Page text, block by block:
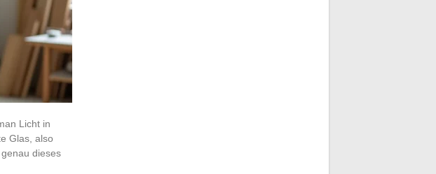
Licht in
Glas, also
dieses